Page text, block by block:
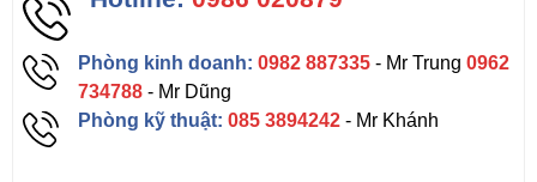
Phòng kinh doanh: 0982 887335 - Mr Trung0962
734788 - Mr Dũng
Phòng kỹ thuật:085 3894242 - Mr Khánh